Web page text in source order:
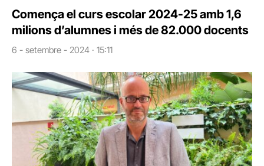
Comença el curs escolar 2024-25 amb 1,6
milions d’alumnes i més de 82.000 docents
6 - setembre - 2024 · 15:11